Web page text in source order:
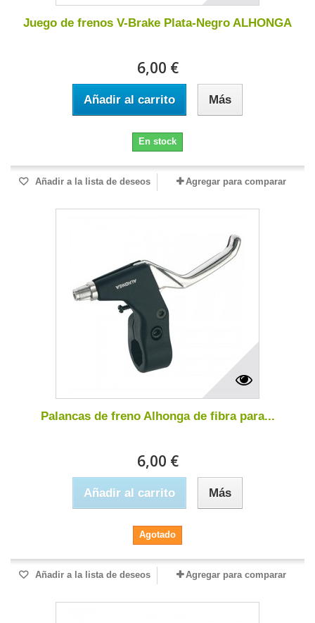
Juego de frenos V-Brake Plata-Negro ALHONGA
6,00 €
Añadir al carrito Más
En stock
Añadir a la lista de deseos Agregar para comparar
Palancas de freno Alhonga de fibra para...
6,00 €
Añadir al carrito Más
Agotado
Añadir a la lista de deseos Agregar para comparar